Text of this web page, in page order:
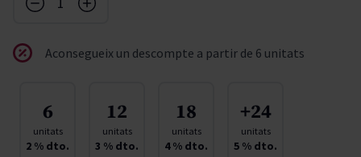
Aconsegueix un descompte a partir de 6 unitats
6
unitats
2 % dto.
12
unitats
3 % dto.
18
unitats
4% dto.
+24
unitats
5 % dto.